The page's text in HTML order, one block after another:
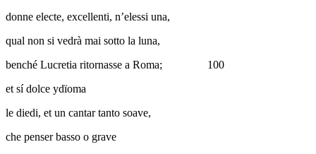
donne electe, excellenti, n’elessi una,
qual non si vedrà mai sotto la luna,
benché Lucretia ritornasse a Roma; 100
et sí dolce ydïoma
le diedi, et un cantar tanto soave,
che penser basso o grave